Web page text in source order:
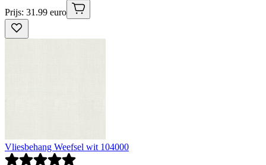
Prijs: 31.99 euro
Vliesbehang Weefsel wit 104000